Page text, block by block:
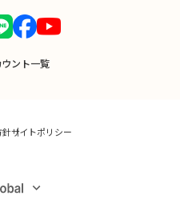
ント一覧
針サイトポリシー